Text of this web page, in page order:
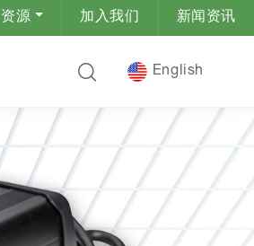
资源 加入我们 新闻资讯
English